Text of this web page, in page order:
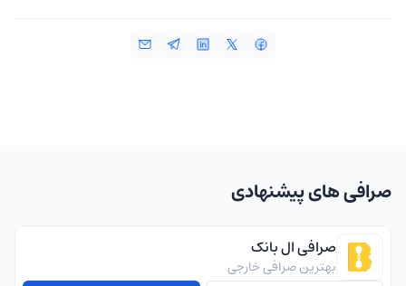
صرافی های پیشنهادی
صرافی ال بانک
بهترین صرافی خارجی